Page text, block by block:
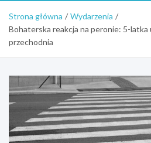
Strona główna
Wydarzenia
Bohaterska reakcja na peronie: 5-latka
przechodnia